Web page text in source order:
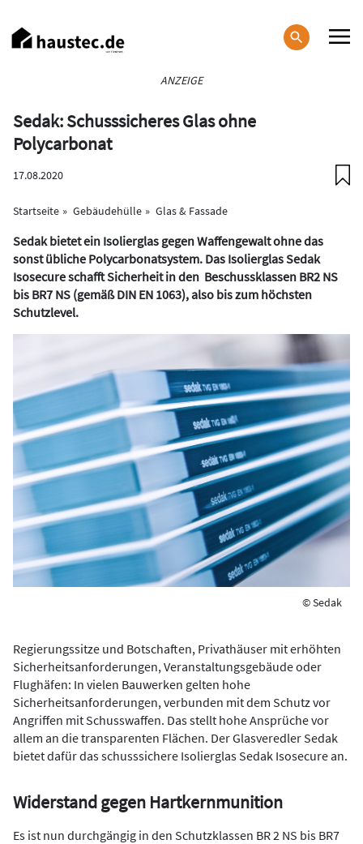
zum
Inhalt
ANZEIGE
Sedak: Schusssicheres Glas ohne
Polycarbonat
17.08.2020
Startseite Gebäudehülle Glas & Fassade
Sedak bietet ein Isolierglas gegen Waffengewalt ohne das
sonst übliche Polycarbonatsystem. Das Isolierglas Sedak
Isosecure schafft Sicherheit in den Beschussklassen BR2 NS
bis BR7 NS (gemäß DIN EN 1063), also bis zum höchsten
Schutzlevel.
© Sedak
Regierungssitze und Botschaften, Privathäuser mit erhöhten
Sicherheitsanforderungen, Veranstaltungsgebäude oder
Flughäfen: In vielen Bauwerken gelten hohe
Sicherheitsanforderungen, verbunden mit dem Schutz vor
Angriffen mit Schusswaffen. Das stellt hohe Ansprüche vor
allem an die transparenten Flächen. Der Glasveredler Sedak
bietet dafür das schusssichere Isolierglas Sedak Isosecure an.
Widerstand gegen Hartkernmunition
Es ist nun durchgängig in den Schutzklassen BR 2 NS bis BR7